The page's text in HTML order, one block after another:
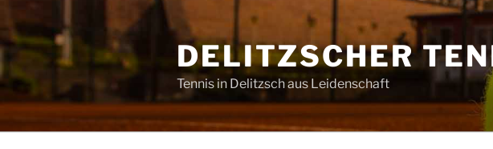
Inhalt
springen
DELITZSCHER
Tennis in Delitzsch aus Leidenschaft